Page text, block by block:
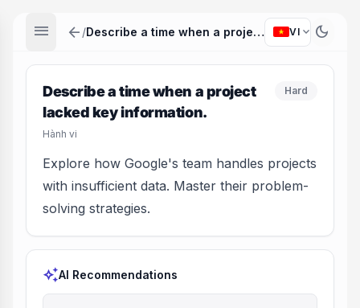
menu arrow_back / Describe a time when a project lacked key information. VI expand_more dark_mode
Describe a time when a project
lacked key information.
Hành vi
Hard
Explore how Google's team handles projects
with insufficient data. Master their problem-
solving strategies.
auto_awesomeAI Recommendations